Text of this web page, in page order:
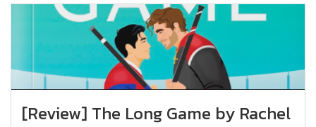
[Review] The Long Game by Rachel